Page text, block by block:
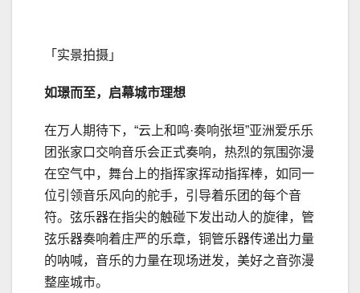
「实景拍摄」
如璟而至，启幕城市理想
在万人期待下，“云上和鸣·奏响张垣”亚洲爱乐乐
团张家口交响音乐会正式奏响，热烈的氛围弥漫
在空气中，舞台上的指挥家挥动指挥棒，如同一
位引领音乐风向的舵手，引导着乐团的每个音
符。弦乐器在指尖的触碰下发出动人的旋律，管
弦乐器奏响着庄严的乐章，铜管乐器传递出力量
的呐喊，音乐的力量在现场迸发，美好之音弥漫
整座城市。